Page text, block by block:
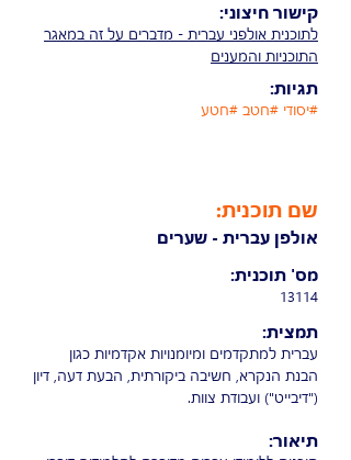
לתוכנית אולפני עברית - מדברים על זה במאגר
התוכניות והמענים
קישור חיצוני:
תגיות:
#יסודי #חטב #חטע
שם תוכנית:
אולפן עברית - שערים
13114
עברית למתקדמים ומיומנויות אקדמיות כגון
הבנת הנקרא, חשיבה ביקורתית, הבעת דעה, דיון
("דיבייט") ועבודת צוות.
מס' תוכנית:
תמצית:
תיאור: